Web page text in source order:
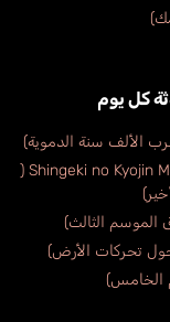
Shingeki no Kyojin Movie: Kanketsu-hen – The Last Attack (